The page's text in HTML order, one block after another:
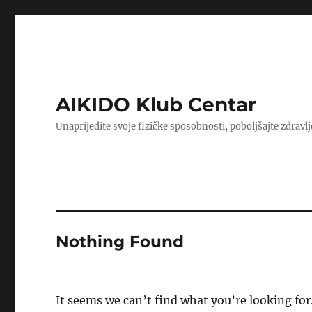
AIKIDO Klub Centar
Unaprijedite svoje fizičke sposobnosti, poboljšajte
Nothing Found
It seems we can’t find what you’re looking